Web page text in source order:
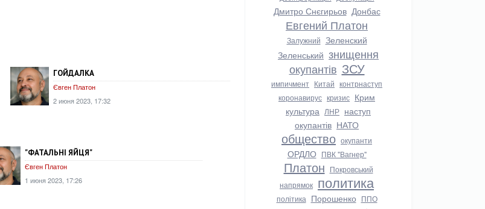
ГОЙДАЛКА
Євген Платон
2 июня 2023, 17:32
"ФАТАЛЬНІ ЯЙЦЯ"
Євген Платон
1 июня 2023, 17:26
Дмитро Снєгирьов Донбас
Евгений Платон
Залужний Зеленский
Зеленський знищення
окупантів ЗСУ
импичмент Китай контрнаступ
коронавирус кризис Крим
культура ЛНР наступ
окупантів НАТО
общество окупанти
ОРДЛО ПВК "Вагнер"
Платон Покровський
напрямок политика
політика Порошенко ППО